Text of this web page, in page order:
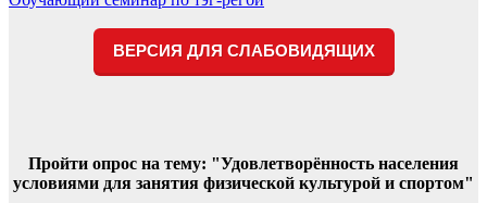
по
записям
ВЕРСИЯ ДЛЯ СЛАБОВИДЯЩИХ
Пройти опрос на тему: "Удовлетворённость населения
условиями для занятия физической культурой и спортом"